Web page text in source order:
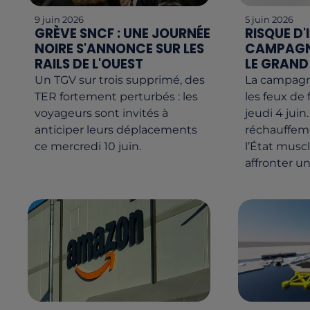
9 juin 2026
GRÈVE SNCF : UNE JOURNÉE
NOIRE S'ANNONCE SUR LES
RAILS DE L'OUEST
Un TGV sur trois supprimé, des
TER fortement perturbés : les
voyageurs sont invités à
anticiper leurs déplacements
ce mercredi 10 juin.
5 juin 2026
RISQUE
LE
La
les feux de
jeudi 4 juin.
l’État
affronter